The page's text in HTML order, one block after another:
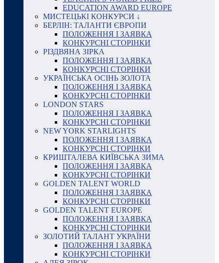
EDUCATION AWARD EUROPE
МИСТЕЦЬКІ КОНКУРСИ ↓
БЕРЛІН: ТАЛАНТИ ЄВРОПИ
ПОЛОЖЕННЯ І ЗАЯВКА
КОНКУРСНІ СТОРІНКИ
РІЗДВЯНА ЗІРКА
ПОЛОЖЕННЯ І ЗАЯВКА
КОНКУРСНІ СТОРІНКИ
УКРАЇНСЬКА ОСІНЬ ЗОЛОТА
ПОЛОЖЕННЯ І ЗАЯВКА
КОНКУРСНІ СТОРІНКИ
LONDON STARS
ПОЛОЖЕННЯ І ЗАЯВКА
КОНКУРСНІ СТОРІНКИ
NEW YORK STARLIGHTS
ПОЛОЖЕННЯ І ЗАЯВКА
КОНКУРСНІ СТОРІНКИ
КРИШТАЛЕВА КИЇВСЬКА ЗИМА
ПОЛОЖЕННЯ І ЗАЯВКА
КОНКУРСНІ СТОРІНКИ
GOLDEN TALENT WORLD
ПОЛОЖЕННЯ І ЗАЯВКА
КОНКУРСНІ СТОРІНКИ
GOLDEN TALENT EUROPE
ПОЛОЖЕННЯ І ЗАЯВКА
КОНКУРСНІ СТОРІНКИ
ЗОЛОТИЙ ТАЛАНТ УКРАЇНИ
ПОЛОЖЕННЯ І ЗАЯВКА
КОНКУРСНІ СТОРІНКИ